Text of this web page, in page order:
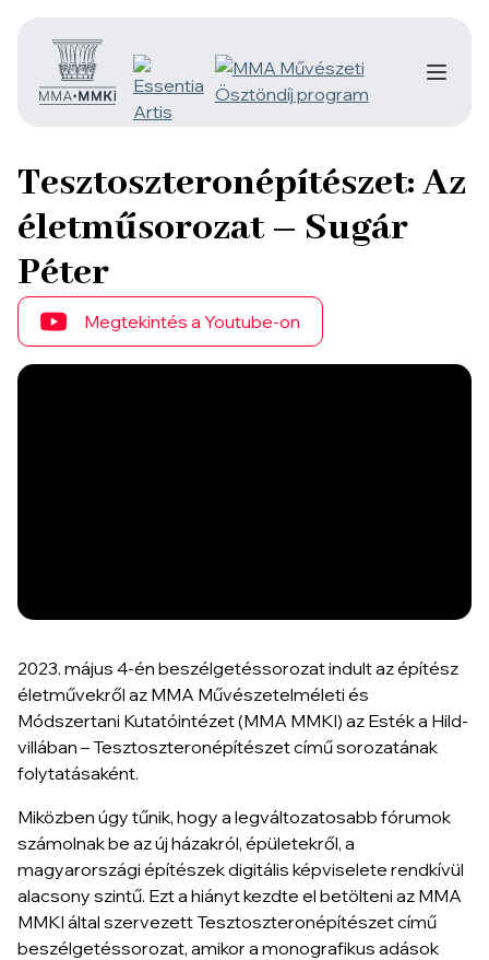
Tesztoszteronépítészet: Az
életműsorozat – Sugár
Péter
Megtekintés a Youtube-on
2023. május 4-én beszélgetéssorozat indult az építész
életművekről az MMA Művészetelméleti és
Módszertani Kutatóintézet (MMA MMKI) az Esték a Hild-
villában – Tesztoszteronépítészet című sorozatának
folytatásaként.
Miközben úgy tűnik, hogy a legváltozatosabb fórumok
számolnak be az új házakról, épületekről, a
magyarországi építészek digitális képviselete rendkívül
alacsony szintű. Ezt a hiányt kezdte el betölteni az MMA
MMKI által szervezett Tesztoszteronépítészet című
beszélgetéssorozat, amikor a monografikus adások